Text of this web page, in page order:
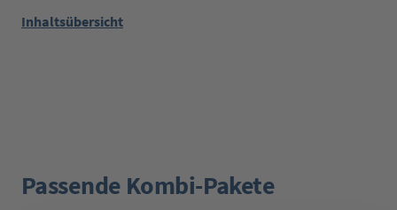
Inhaltsübersicht
Produktgalerie überspringen
Passende Kombi-Pakete